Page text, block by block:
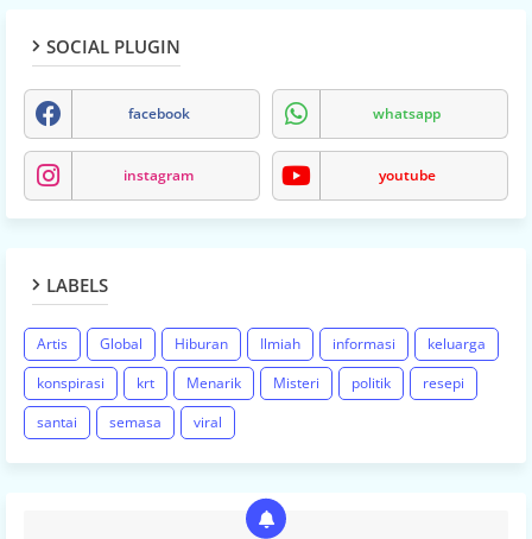
SOCIAL PLUGIN
facebook whatsapp
instagram youtube
LABELS
Artis Global Hiburan Ilmiah informasi
keluarga
konspirasi
krt Menarik Misteri politik
resepi
santai
semasa viral